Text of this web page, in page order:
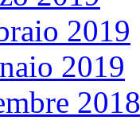
2019
2019
2018